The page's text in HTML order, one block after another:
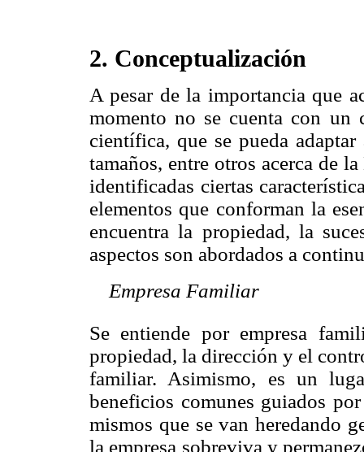
2. Conceptualización
A pesar de la importancia que
momento no se cuenta con un
científica, que se pueda
tamaños, entre otros acerca de
identificadas ciertas
elementos que conforman la
encuentra la propiedad, la
aspectos son abordados a
Empresa Familiar
Se entiende por empresa
propiedad, la dirección y el
familiar. Asimismo, es un
beneficios comunes guiados
mismos que se van heredando
la empresa sobreviva y